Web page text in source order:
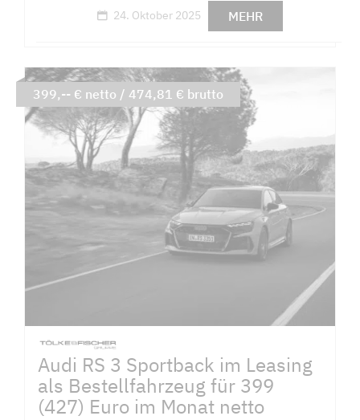
24. Oktober 2025 MEHR
Audi RS 3 Sportback im Leasing
als Bestellfahrzeug für 399
(427) Euro im Monat netto
399,-- € netto / 474,81 € brutto